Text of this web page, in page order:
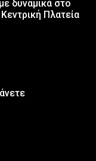
δυναμικά στο
Πλατεία